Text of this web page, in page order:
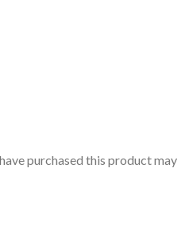
purchased this product may